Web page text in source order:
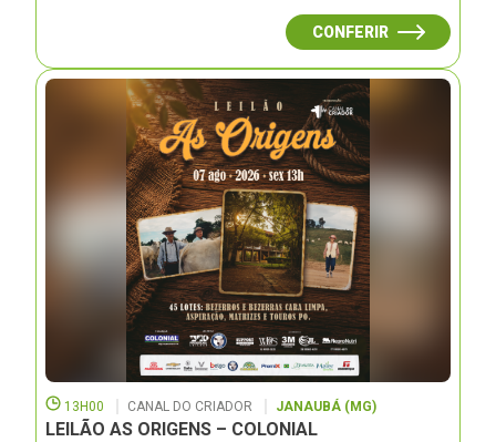
CONFERIR
13H00 CANAL DO CRIADOR JANAUBÁ (MG)
LEILÃO AS ORIGENS – COLONIAL